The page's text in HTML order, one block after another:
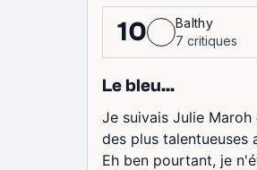
10
Balthy
7 critiques
Le bleu...
Je suivais Julie
des plus talentueuses
Eh ben pourtant, je